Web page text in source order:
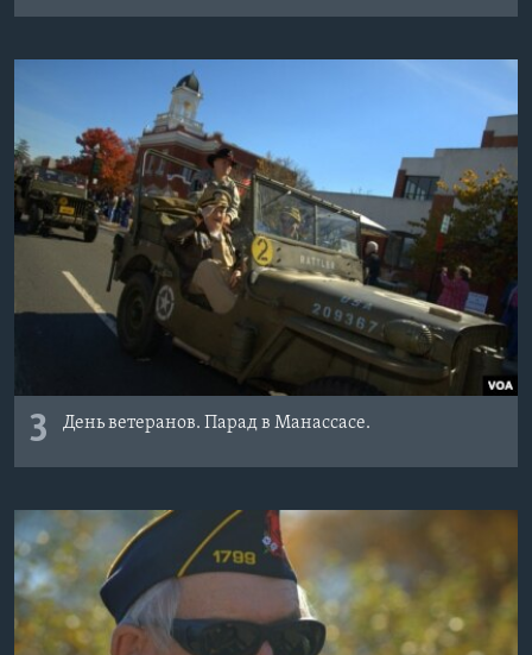
3 День ветеранов. Парад в Манассасе.